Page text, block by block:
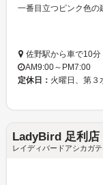
佐野駅から車で10分
AM9:00～PM7:00
定休日： 火曜日、第３
LadyBird 足利店
レイディバードアシカガテ